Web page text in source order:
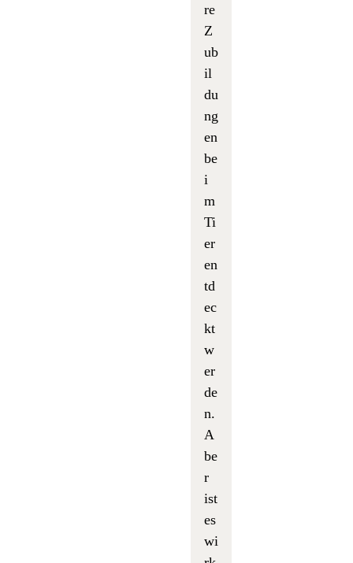
re
Z
ub
il
du
ng
en
be
i
m
Ti
er
en
td
ec
kt
w
er
de
n.
A
be
r
ist
es
wi